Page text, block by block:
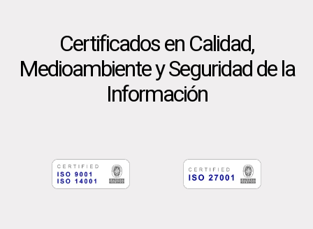
Certificados en Calidad,
Medioambiente y Seguridad de la
Información